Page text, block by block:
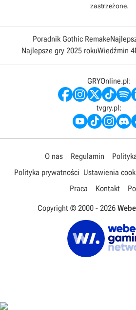
zastrzeżone.
Poradnik Gothic Remake
Najlepsze gry 2025 rokuWiedźmin 4
GRYOnline.pl:
tvgry.pl:
O nas Regulamin
Polityka prywatności Ustawienia
Praca
Kontakt
Copyright © 2000 - 2026